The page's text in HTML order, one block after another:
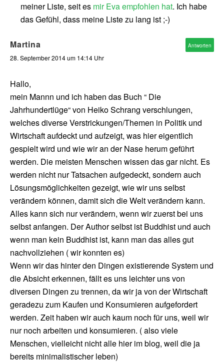
meiner Liste, seit es mir Eva empfohlen hat. Ich habe
das Gefühl, dass meine Liste zu lang ist ;-)
Martina
28. September 2014 um 14:14 Uhr
Hallo,
mein Mannn und ich haben das Buch “ Die
Jahrhundertlüge“ von Heiko Schrang verschlungen,
welches diverse Verstrickungen/Themen in Politik und
Wirtschaft aufdeckt und aufzeigt, was hier eigentlich
gespielt wird und wie wir an der Nase herum geführt
werden. Die meisten Menschen wissen das gar nicht. Es
werden nicht nur Tatsachen aufgedeckt, sondern auch
Lösungsmöglichkeiten gezeigt, wie wir uns selbst
verändern können, damit sich die Welt verändern kann.
Alles kann sich nur verändern, wenn wir zuerst bei uns
selbst anfangen. Der Author selbst ist Buddhist und auch
wenn man kein Buddhist ist, kann man das alles gut
nachvollziehen ( wir konnten es)
Wenn wir das hinter den Dingen existierende System und
die Absicht erkennen, fällt es uns leichter uns von
diversen Dingen zu trennen, da wir ja von der Wirtschaft
geradezu zum Kaufen und Konsumieren aufgefordert
werden. Zeit haben wir auch kaum noch für uns, weil wir
nur noch arbeiten und konsumieren. ( also viele
Menschen, vielleicht nicht alle hier im blog, weil die ja
bereits minimalistischer leben)
Antworten